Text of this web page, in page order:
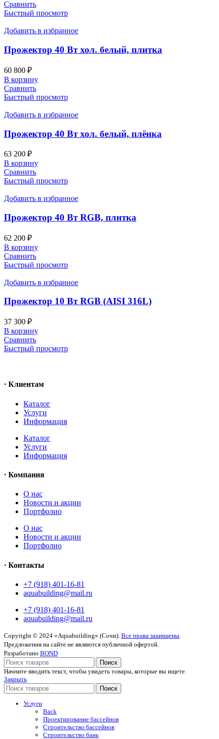
Сравнить
Быстрый просмотр
Добавить в избранное
Прожектор 40 Вт хол. белый, плитка
60 800 ₽
В корзину
Сравнить
Быстрый просмотр
Добавить в избранное
Прожектор 40 Вт хол. белый, плёнка
63 200 ₽
В корзину
Сравнить
Быстрый просмотр
Добавить в избранное
Прожектор 40 Вт RGВ, плитка
62 200 ₽
В корзину
Сравнить
Быстрый просмотр
Добавить в избранное
Прожектор 10 Вт RGB (AISI 316L)
37 300 ₽
В корзину
Сравнить
Быстрый просмотр
· Клиентам
Каталог
Услуги
Информация
Каталог
Услуги
Информация
· Компания
O нас
Новости и акции
Портфолио
O нас
Новости и акции
Портфолио
· Контакты
+7 (918) 401-16-81
aquabuilding@mail.ru
+7 (918) 401-16-81
aquabuilding@mail.ru
Copyright © 2024 «Aquabuilding» (Сочи). Все права защищены
Предложения на сайте не являются публичной офертой.
Разработано BOND
Поиск
Начните вводить текст, чтобы увидеть товары, которые вы ищете.
Закрыть
Поиск
Услуги
Back
Проектирование бассейнов
Строительство бассейнов
Строительство бань